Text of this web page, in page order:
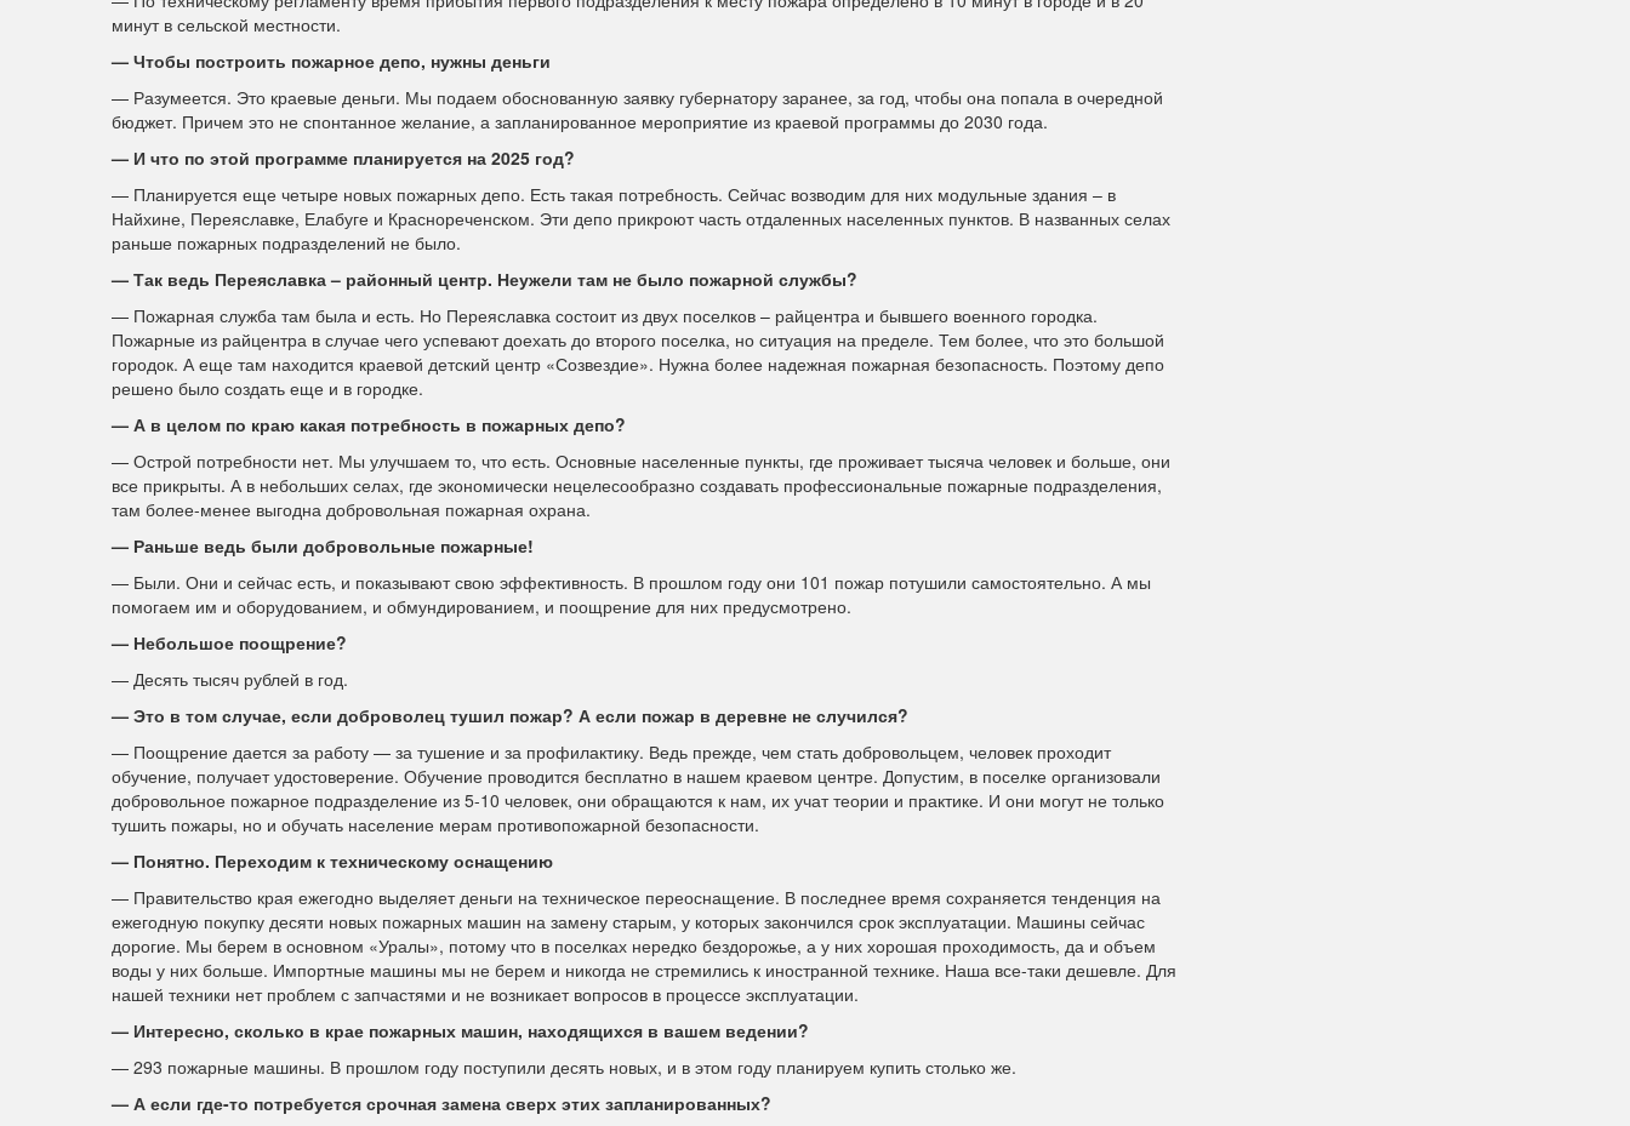
минут в сельской местности.
— Чтобы построить пожарное депо, нужны деньги
— Разумеется. Это краевые деньги. Мы подаем обоснованную заявку губернатору заранее, за год, чтобы она попала в очередной
бюджет. Причем это не спонтанное желание, а запланированное мероприятие из краевой программы до 2030 года.
— И что по этой программе планируется на 2025 год?
— Планируется еще четыре новых пожарных депо. Есть такая потребность. Сейчас возводим для них модульные здания – в
Найхине, Переяславке, Елабуге и Краснореченском. Эти депо прикроют часть отдаленных населенных пунктов. В названных селах
раньше пожарных подразделений не было.
— Так ведь Переяславка – районный центр. Неужели там не было пожарной службы?
— Пожарная служба там была и есть. Но Переяславка состоит из двух поселков – райцентра и бывшего военного городка.
Пожарные из райцентра в случае чего успевают доехать до второго поселка, но ситуация на пределе. Тем более, что это большой
городок. А еще там находится краевой детский центр «Созвездие». Нужна более надежная пожарная безопасность. Поэтому депо
решено было создать еще и в городке.
— А в целом по краю какая потребность в пожарных депо?
— Острой потребности нет. Мы улучшаем то, что есть. Основные населенные пункты, где проживает тысяча человек и больше, они
все прикрыты. А в небольших селах, где экономически нецелесообразно создавать профессиональные пожарные подразделения,
там более-менее выгодна добровольная пожарная охрана.
— Раньше ведь были добровольные пожарные!
— Были. Они и сейчас есть, и показывают свою эффективность. В прошлом году они 101 пожар потушили самостоятельно. А мы
помогаем им и оборудованием, и обмундированием, и поощрение для них предусмотрено.
— Небольшое поощрение?
— Десять тысяч рублей в год.
— Это в том случае, если доброволец тушил пожар? А если пожар в деревне не случился?
— Поощрение дается за работу — за тушение и за профилактику. Ведь прежде, чем стать добровольцем, человек проходит
обучение, получает удостоверение. Обучение проводится бесплатно в нашем краевом центре. Допустим, в поселке организовали
добровольное пожарное подразделение из 5-10 человек, они обращаются к нам, их учат теории и практике. И они могут не только
тушить пожары, но и обучать население мерам противопожарной безопасности.
— Понятно. Переходим к техническому оснащению
— Правительство края ежегодно выделяет деньги на техническое переоснащение. В последнее время сохраняется тенденция на
ежегодную покупку десяти новых пожарных машин на замену старым, у которых закончился срок эксплуатации. Машины сейчас
дорогие. Мы берем в основном «Уралы», потому что в поселках нередко бездорожье, а у них хорошая проходимость, да и объем
воды у них больше. Импортные машины мы не берем и никогда не стремились к иностранной технике. Наша все-таки дешевле. Для
нашей техники нет проблем с запчастями и не возникает вопросов в процессе эксплуатации.
— Интересно, сколько в крае пожарных машин, находящихся в вашем ведении?
— 293 пожарные машины. В прошлом году поступили десять новых, и в этом году планируем купить столько же.
— А если где-то потребуется срочная замена сверх этих запланированных?